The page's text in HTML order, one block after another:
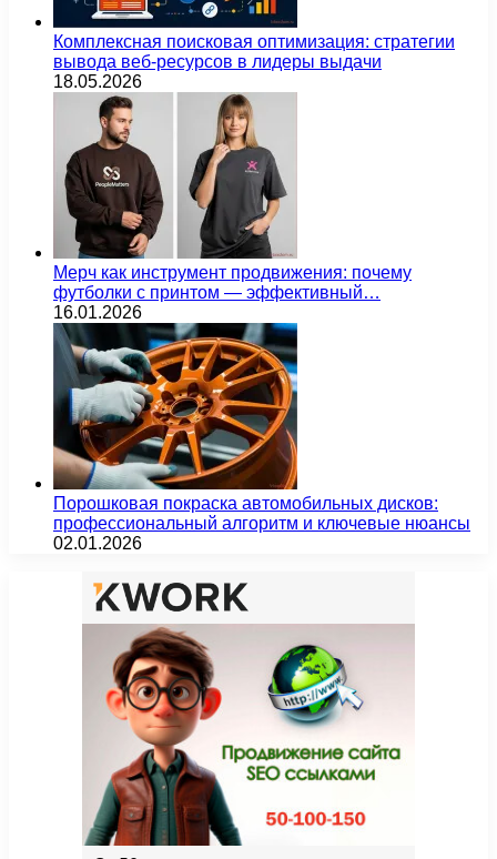
Комплексная поисковая оптимизация: стратегии
вывода веб-ресурсов в лидеры выдачи
18.05.2026
Мерч как инструмент продвижения: почему
футболки с принтом — эффективный…
16.01.2026
Порошковая покраска автомобильных дисков:
профессиональный алгоритм и ключевые нюансы
02.01.2026